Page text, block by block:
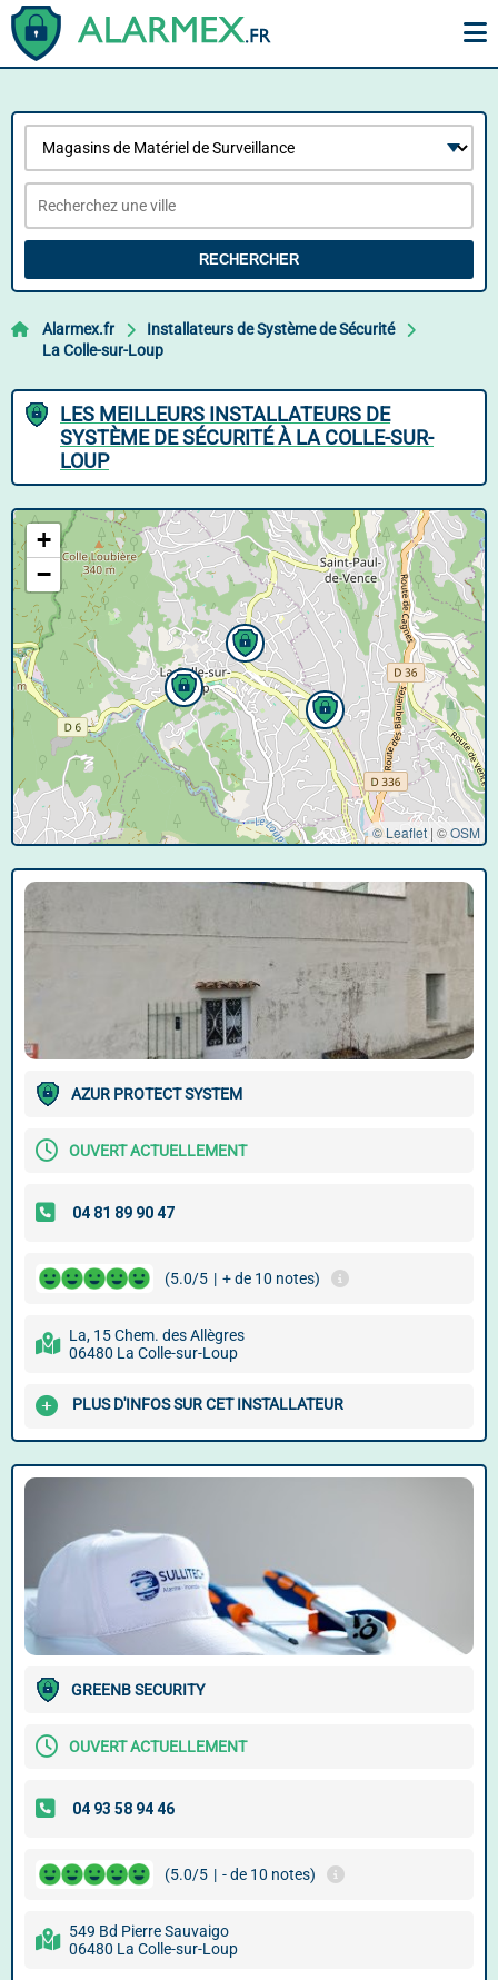
RECHERCHER
Alarmex.fr
Installateurs de Système de Sécurité
La Colle-sur-Loup
LES MEILLEURS INSTALLATEURS DE
SYSTÈME DE SÉCURITÉ À LA COLLE-SUR-
LOUP
+
−
© Leaflet | ©OSM
AZUR PROTECT SYSTEM
OUVERT ACTUELLEMENT
(5.0/5 | + de 10 notes)
La, 15 Chem. des Allègres
06480 La Colle-sur-Loup
PLUS D'INFOS SUR CET INSTALLATEUR
GREENB SECURITY
OUVERT ACTUELLEMENT
(5.0/5 | - de 10 notes)
549 Bd Pierre Sauvaigo
06480 La Colle-sur-Loup